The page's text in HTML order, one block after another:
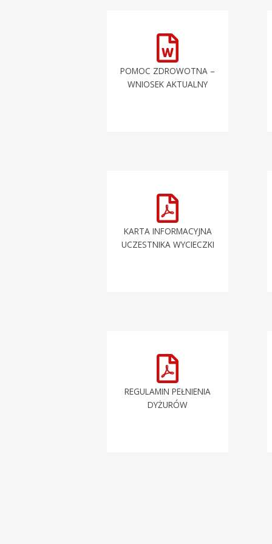
POMOC ZDROWOTNA –
WNIOSEK AKTUALNY
KARTA INFORMACYJNA
UCZESTNIKA WYCIECZKI
REGULAMIN PEŁNIENIA
DYŻURÓW